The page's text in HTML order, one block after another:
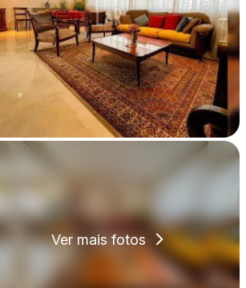
Ver mais fotos